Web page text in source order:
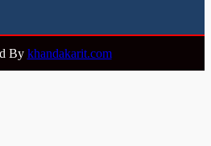
By khandakarit.com